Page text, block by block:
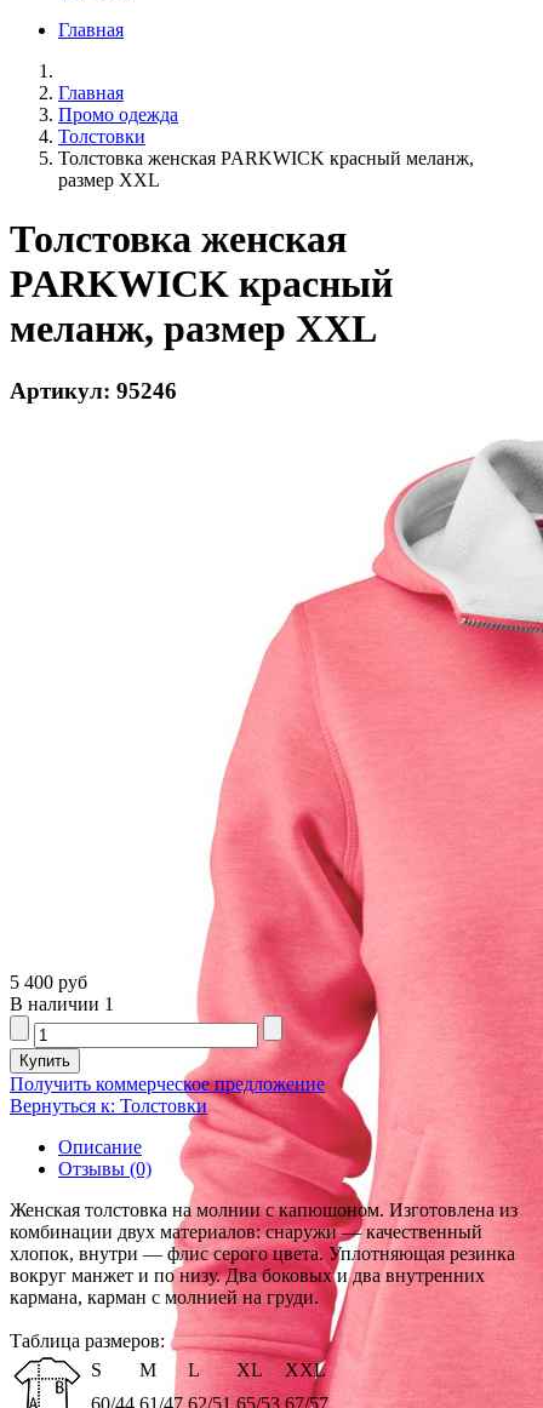
Главная
Главная
Промо одежда
Толстовки
Толстовка женская PARKWICK красный меланж,
размер XXL
Толстовка женская
PARKWICK красный
меланж, размер XXL
Артикул: 95246
5 400 руб
В наличии 1
Получить коммерческое предложение
Вернуться к: Толстовки
Описание
Отзывы (0)
Женская толстовка на молнии с капюшоном. Изготовлена из
комбинации двух материалов: снаружи — качественный
хлопок, внутри — флис серого цвета. Уплотняющая резинка
вокруг манжет и по низу. Два боковых и два внутренних
кармана, карман с молнией на груди.
Таблица размеров:
S
M L XL
XXL